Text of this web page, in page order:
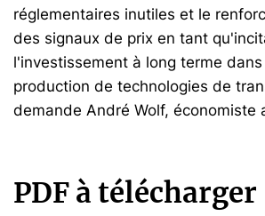
réglementaires inutiles et le
des signaux de prix en tant
l'investissement à long terme
production de technologies de
demande André Wolf, économiste
PDF à télécharger